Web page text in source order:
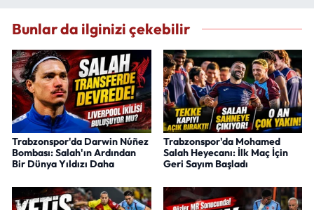
Bunlar da ilginizi çekebilir
Trabzonspor'da Darwin Núñez
Bombası: Salah'ın Ardından
Bir Dünya Yıldızı Daha
Trabzonspor'da Mohamed
Salah Heyecanı: İlk Maç İçin
Geri Sayım Başladı